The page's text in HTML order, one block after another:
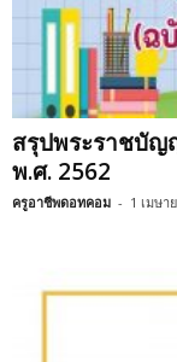
สรุปพระราชบั
พ.ศ. 2562
ครูอาชีพดอทคอม - 1 เมษา